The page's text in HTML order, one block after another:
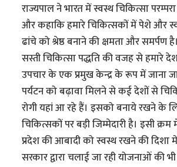
राज्यपाल ने भारत में स्वस्थ चिकित्सा
और कहाकि हमारे चिकित्सकों में पेशे और
ढांचे को श्रेष्ठ बनाने की क्षमता और
सस्ती चिकित्सा पद्धति की वजह से हमारे
उपचार के एक प्रमुख केन्द्र के रूप में जाना
पर्यटन को बढ़ावा मिलने से कई देशों से
रोगी यहां आ रहे हैं। इसको बनाये रखने के
चिकित्सकों पर बड़ी जिम्मेदारी है। इसी
प्रदेश की आबादी को स्वस्थ रखने की दिशा
सरकार द्वारा चलाई जा रही योजनाओं की भी